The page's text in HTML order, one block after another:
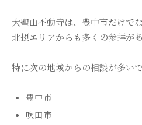
大聖山不動寺は、豊中市だけで
北摂エリアからも多くの参拝があ
特に次の地域からの相談が多いで
豊中市
吹田市